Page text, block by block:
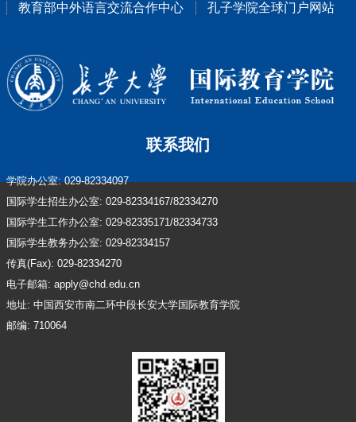
教育部中外语言交流合作中心 孔子学院全球门户网站
联系我们
学院办公室: 029-82334097
国际学生招生办公室: 029-82334167/82334270
国际学生工作办公室: 029-82335171/82334733
国际学生教务办公室: 029-82334157
传真(Fax): 029-82334270
电子邮箱: apply@chd.edu.cn
地址: 中国西安市南二环中段长安大学国际教育学院
邮编: 710064